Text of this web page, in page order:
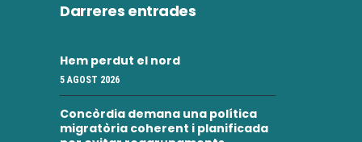
Darreres entrades
Hem perdut el nord
5 AGOST 2026
Concòrdia demana una política
migratòria coherent i planificada